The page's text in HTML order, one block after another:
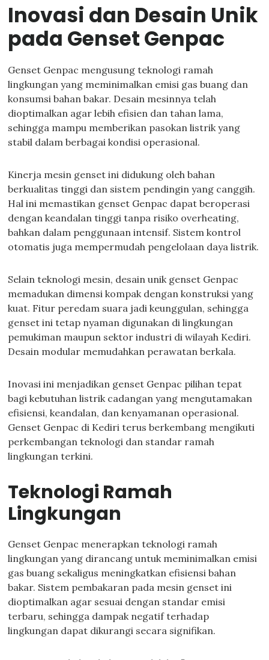
Inovasi dan Desain Unik
pada Genset Genpac
Genset Genpac mengusung teknologi ramah
lingkungan yang meminimalkan emisi gas buang dan
konsumsi bahan bakar. Desain mesinnya telah
dioptimalkan agar lebih efisien dan tahan lama,
sehingga mampu memberikan pasokan listrik yang
stabil dalam berbagai kondisi operasional.
Kinerja mesin genset ini didukung oleh bahan
berkualitas tinggi dan sistem pendingin yang canggih.
Hal ini memastikan genset Genpac dapat beroperasi
dengan keandalan tinggi tanpa risiko overheating,
bahkan dalam penggunaan intensif. Sistem kontrol
otomatis juga mempermudah pengelolaan daya listrik.
Selain teknologi mesin, desain unik genset Genpac
memadukan dimensi kompak dengan konstruksi yang
kuat. Fitur peredam suara jadi keunggulan, sehingga
genset ini tetap nyaman digunakan di lingkungan
pemukiman maupun sektor industri di wilayah Kediri.
Desain modular memudahkan perawatan berkala.
Inovasi ini menjadikan genset Genpac pilihan tepat
bagi kebutuhan listrik cadangan yang mengutamakan
efisiensi, keandalan, dan kenyamanan operasional.
Genset Genpac di Kediri terus berkembang mengikuti
perkembangan teknologi dan standar ramah
lingkungan terkini.
Teknologi Ramah
Lingkungan
Genset Genpac menerapkan teknologi ramah
lingkungan yang dirancang untuk meminimalkan emisi
gas buang sekaligus meningkatkan efisiensi bahan
bakar. Sistem pembakaran pada mesin genset ini
dioptimalkan agar sesuai dengan standar emisi
terbaru, sehingga dampak negatif terhadap
lingkungan dapat dikurangi secara signifikan.